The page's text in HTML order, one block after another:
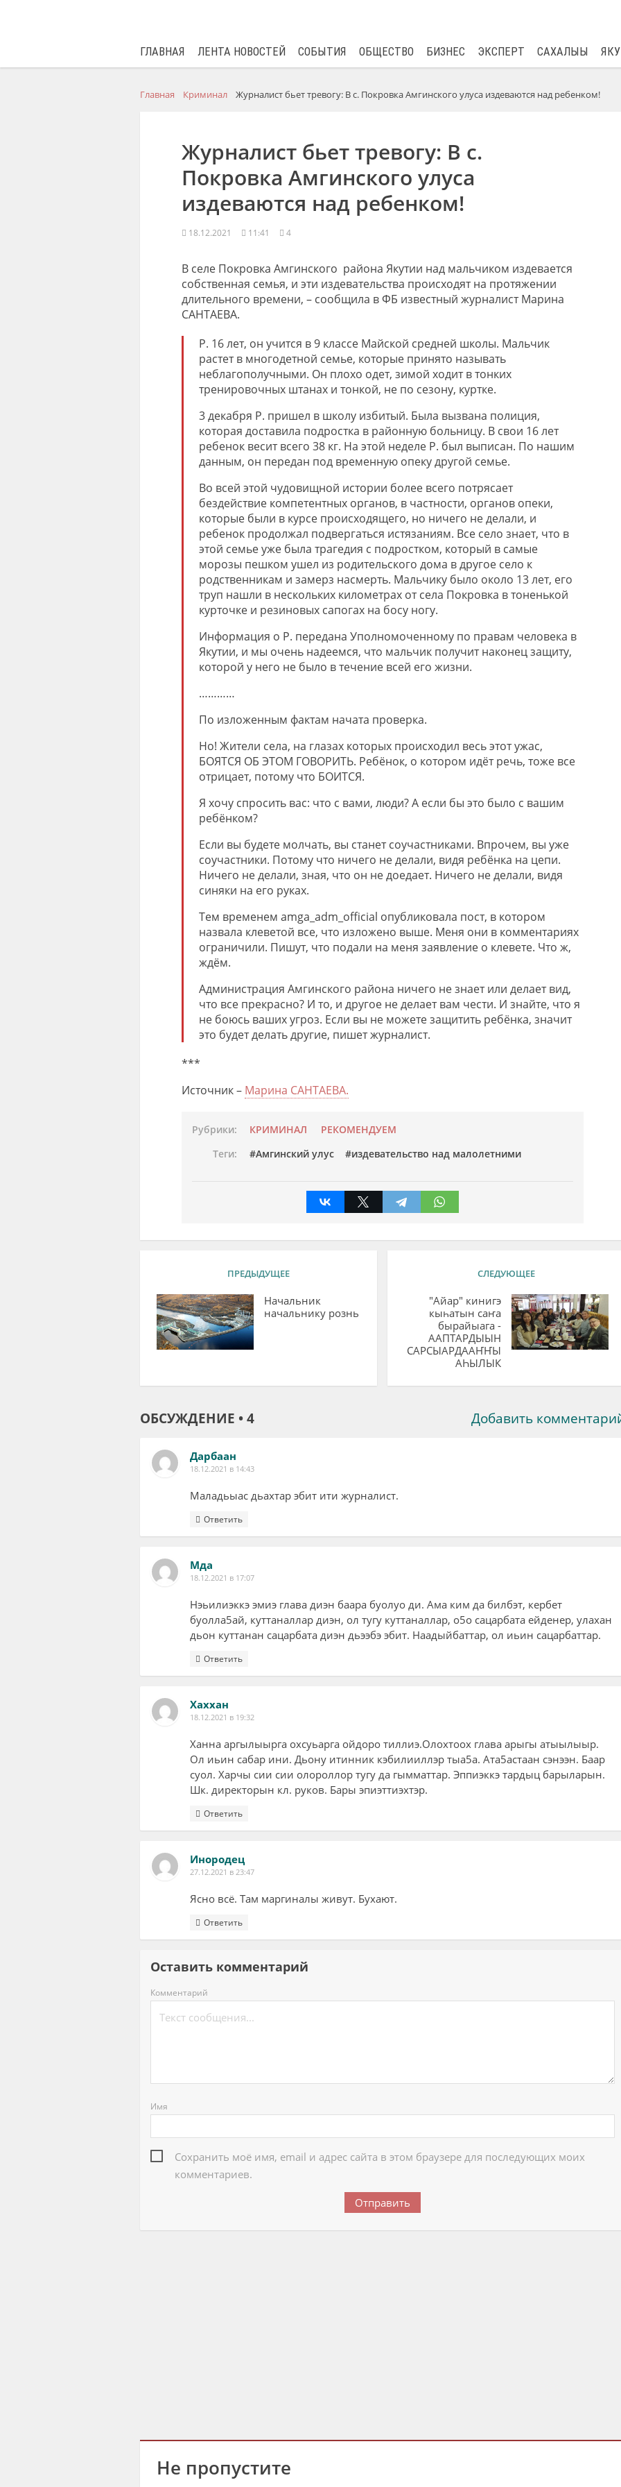
ГЛАВНАЯ ЛЕНТА НОВОСТЕЙ СОБЫТИЯ ОБЩЕСТВО БИЗНЕС ЭКСПЕРТ САХАЛЫЫ
Главная Криминал Журналист бьет тревогу: В с. Покровка Амгинского улуса издеваются над ребенком!
Журналист бьет тревогу: В с.
Покровка Амгинского улуса
издеваются над ребенком!
18.12.2021 11:41 4
В селе Покровка Амгинского района Якутии над мальчиком издевается
собственная семья, и эти издевательства происходят на протяжении
длительного времени, – сообщила в ФБ известный журналист Марина
САНТАЕВА.
Р. 16 лет, он учится в 9 классе Майской средней школы. Мальчик
растет в многодетной семье, которые принято называть
неблагополучными. Он плохо одет, зимой ходит в тонких
тренировочных штанах и тонкой, не по сезону, куртке.
3 декабря Р. пришел в школу избитый. Была вызвана полиция,
которая доставила подростка в районную больницу. В свои 16 лет
ребенок весит всего 38 кг. На этой неделе Р. был выписан. По нашим
данным, он передан под временную опеку другой семье.
Во всей этой чудовищной истории более всего потрясает
бездействие компетентных органов, в частности, органов опеки,
которые были в курсе происходящего, но ничего не делали, и
ребенок продолжал подвергаться истязаниям. Все село знает, что в
этой семье уже была трагедия с подростком, который в самые
морозы пешком ушел из родительского дома в другое село к
родственникам и замерз насмерть. Мальчику было около 13 лет, его
труп нашли в нескольких километрах от села Покровка в тоненькой
курточке и резиновых сапогах на босу ногу.
Информация о Р. передана Уполномоченному по правам человека в
Якутии, и мы очень надеемся, что мальчик получит наконец защиту,
которой у него не было в течение всей его жизни.
…………
По изложенным фактам начата проверка.
Но! Жители села, на глазах которых происходил весь этот ужас,
БОЯТСЯ ОБ ЭТОМ ГОВОРИТЬ. Ребёнок, о котором идёт речь, тоже все
отрицает, потому что БОИТСЯ.
Я хочу спросить вас: что с вами, люди? А если бы это было с вашим
ребёнком?
Если вы будете молчать, вы станет соучастниками. Впрочем, вы уже
соучастники. Потому что ничего не делали, видя ребёнка на цепи.
Ничего не делали, зная, что он не доедает. Ничего не делали, видя
синяки на его руках.
Тем временем amga_adm_official опубликовала пост, в котором
назвала клеветой все, что изложено выше. Меня они в комментариях
ограничили. Пишут, что подали на меня заявление о клевете. Что ж,
ждём.
Администрация Амгинского района ничего не знает или делает вид,
что все прекрасно? И то, и другое не делает вам чести. И знайте, что я
не боюсь ваших угроз. Если вы не можете защитить ребёнка, значит
это будет делать другие, пишет журналист.
***
Источник – Марина САНТАЕВА.
Рубрики: КРИМИНАЛ
РЕКОМЕНДУЕМ
Теги:
Амгинский улус издевательство над малолетними
ПРЕДЫДУЩЕЕ
Начальник
начальнику рознь
СЛЕДУЮЩЕЕ
"Айар" кинигэ
кыһатын саҥа
бырайыага -
ААПТАРДЫЫН
САРСЫАРДААҤҤЫ
АҺЫЛЫК
ОБСУЖДЕНИЕ • 4 Добавить
Дарбаан
18.12.2021 в 14:43
Маладьыас дьахтар эбит ити журналист.
Ответить
Мда
18.12.2021 в 17:07
Нэьилиэккэ эмиэ глава диэн баара буолуо ди. Ама ким да билбэт, кербет
буолла5ай, куттаналлар диэн, ол тугу куттаналлар, о5о сацарбата ейденер, улахан
дьон куттанан сацарбата диэн дьээбэ эбит. Наадыйбаттар, ол иьин сацарбаттар.
Ответить
Хаххан
18.12.2021 в 19:32
Ханна аргылыырга охсуьарга ойдоро тиллиэ.Олохтоох глава арыгы атыылыыр.
Ол иьин сабар ини. Дьону итинник кэбилииллэр тыа5а. Ата5астаан сэнээн. Баар
суол. Харчы сии сии олороллор тугу да гымматтар. Эппиэккэ тардыц барыларын.
Шк. директорын кл. руков. Бары эпиэттиэхтэр.
Ответить
Инородец
27.12.2021 в 23:47
Ясно всё. Там маргиналы живут. Бухают.
Ответить
Оставить комментарий
Комментарий
Имя
Сохранить моё имя, email и адрес сайта в этом браузере для последующих моих
комментариев.
Не пропустите